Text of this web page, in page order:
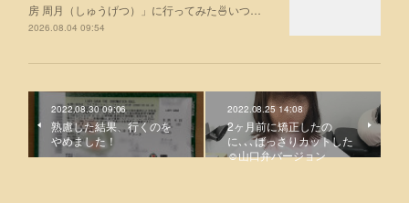
房 周月（しゅうげつ）」⁡に行ってみた🍜いつ…
2026.08.04 09:54
2022.08.30 09:06
熟慮した結果、行くのを
やめました！
2022.08.25 14:08
2ヶ月前に矯正したの
に､､､ばっさりカットした
☺️山口弁バージョン